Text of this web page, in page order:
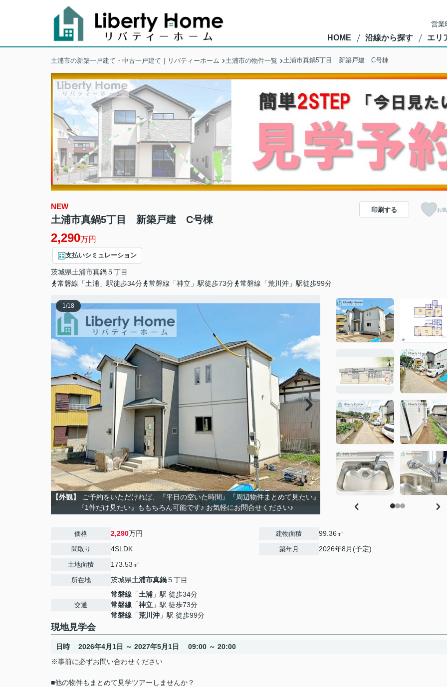
営
HOME 沿線から探す エリ
土浦市の新築一戸建て・中古一戸建て｜リバティーホーム 土浦市の物件一覧 土浦市真鍋5丁目 新築戸建 C号棟
NEW
土浦市真鍋5丁目 新築戸建 C号棟
2,290万円
支払いシミュレーション
茨城県土浦市真鍋５丁目
常磐線「土浦」駅徒歩34分
常磐線「神立」駅徒歩73分 常磐線「荒川沖」駅徒歩99分
印刷する お
1/18
【外観】
ご予約をいただければ、『平日の空いた時間』『周辺物件まとめて見たい』
『1件だけ見たい』ももちろん可能です♪ お気軽にお問合せください♪
価格 2,290万円
間取り 4SLDK
土地面積 173.53㎡
所在地 茨城県土浦市真鍋５丁目
交通
常磐線 「土浦 」駅 徒歩34分
常磐線 「神立 」駅 徒歩73分
常磐線 「荒川沖 」駅 徒歩99分
建物面積 99.36㎡
築年月 2026年8月(予定)
現地見学会
日時
2026年4月1日 ～ 2027年5月1日 09:00 ～ 20:00
※事前に必ずお問い合わせください
■他の物件もまとめて見学ツアーしませんか？